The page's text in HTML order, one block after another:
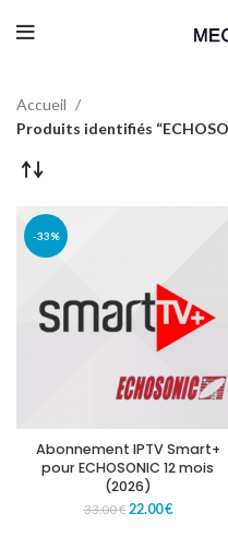
Accueil
Produits identifiés
-33%
Abonnement IPTV Smart+
pour ECHOSONIC 12 mois
(2026)
33.00€22.00€